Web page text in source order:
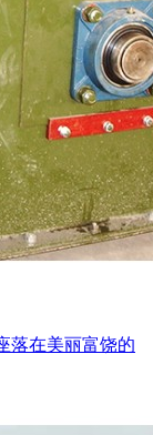
落在美丽富饶的